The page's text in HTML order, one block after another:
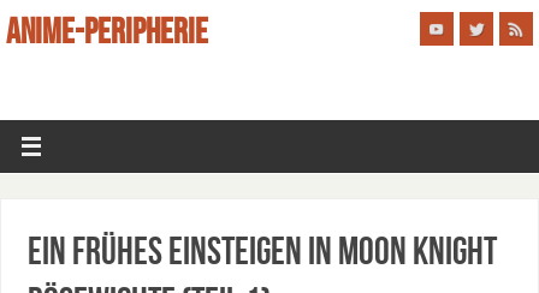
ANIME-PERIPHERIE
Ein frühes Einsteigen in Moon Knight